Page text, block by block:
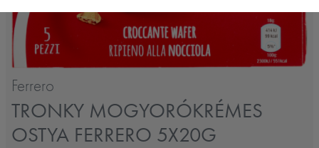
Ferrero
TRONKY MOGYORÓKRÉMES
OSTYA FERRERO 5X20G